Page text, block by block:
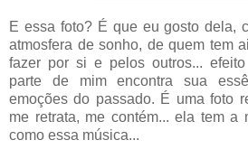
E essa foto? É que eu gosto dela,
atmosfera de sonho, de quem tem
fazer por si e pelos outros...
parte de mim encontra sua
emoções do passado. É uma foto
me retrata, me contém... ela tem a
como essa música...